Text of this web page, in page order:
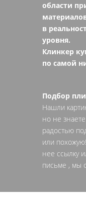
области
в
уровня.
Клинкер
по самой
Подбор
Нашли
но не
радостью
или
нее ссылку
письме , мы